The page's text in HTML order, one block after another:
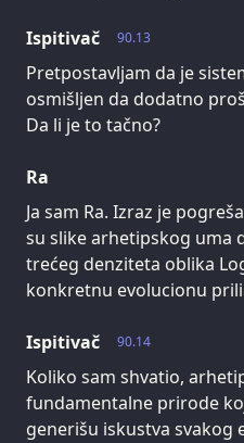
90.13
Ispitivač
Pretpostavljam da je
osmišljen da dodatno
Da li je to tačno?
Ra
Ja sam Ra. Izraz je
su slike arhetipskog uma
trećeg denziteta oblika
konkretnu evolucionu
90.14
Ispitivač
Koliko sam shvatio,
fundamentalne prirode
generišu iskustva svakog